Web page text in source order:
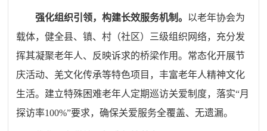
强化组织引领，构建长效服务机制。 以老年协会为
载体，健全县、镇、村（社区）三级组织网络，充分发
挥其凝聚老年人、反映诉求的桥梁作用。常态化开展节
庆活动、羌文化传承等特色项目，丰富老年人精神文化
生活。建立特殊困难老年人定期巡访关爱制度，落实“月
探访率100%”要求，确保关爱服务全覆盖、无遗漏。